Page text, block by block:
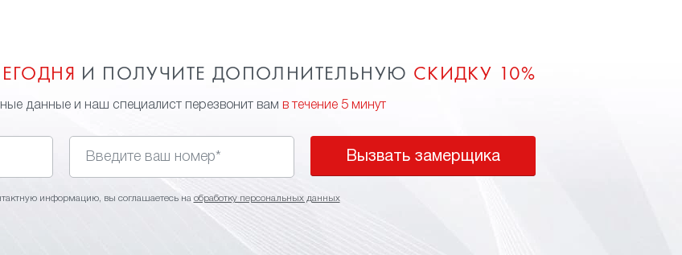
И ПОЛУЧИТЕ ДОПОЛНИТЕЛЬНУЮ СКИДКУ 10%
данные и наш специалист перезвонит вам в течение 5 минут
Вызвать замерщика
информацию, вы соглашаетесь на обработку персональных данных